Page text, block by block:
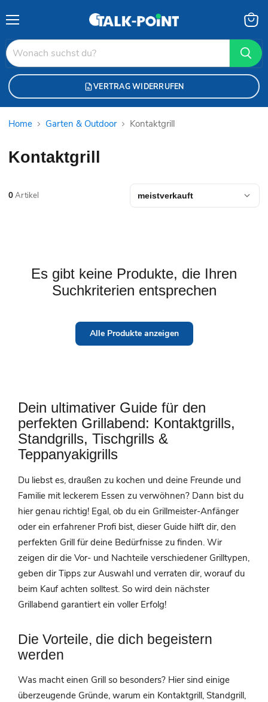
VERTRAG WIDERRUFEN
Home Garten & Outdoor Kontaktgrill
Kontaktgrill
0Artikel
Es gibt keine Produkte, die Ihren
Suchkriterien entsprechen
Alle Produkte anzeigen
Dein ultimativer Guide für den
perfekten Grillabend: Kontaktgrills,
Standgrills, Tischgrills &
Teppanyakigrills
Du liebst es, draußen zu kochen und deine Freunde und
Familie mit leckerem Essen zu verwöhnen? Dann bist du
hier genau richtig! Egal, ob du ein Grillmeister-Anfänger
oder ein erfahrener Profi bist, dieser Guide hilft dir, den
perfekten Grill für deine Bedürfnisse zu finden. Wir
zeigen dir die Vor- und Nachteile verschiedener Grilltypen,
geben dir Tipps zur Auswahl und verraten dir, worauf du
beim Kauf achten solltest. So wird dein nächster
Grillabend garantiert ein voller Erfolg!
Die Vorteile, die dich begeistern
werden
Was macht einen Grill so besonders? Hier sind einige
überzeugende Gründe, warum ein Kontaktgrill, Standgrill,